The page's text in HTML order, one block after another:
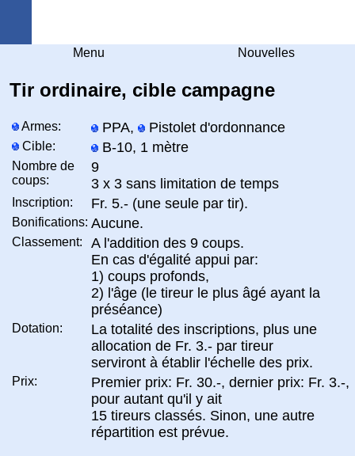
Menu Nouvelles
Tir ordinaire, cible campagne
Armes: PPA, Pistolet d'ordonnance
Cible: B-10, 1 mètre
Nombre de
coups:
9
3 x 3 sans limitation de temps
Inscription: Fr. 5.- (une seule par tir).
Bonifications: Aucune.
Classement:
A l'addition des 9 coups.
En cas d'égalité appui par:
1) coups profonds,
2) l'âge (le tireur le plus âgé ayant la
préséance)
Dotation:
La totalité des inscriptions, plus une
allocation de Fr. 3.- par tireur
serviront à établir l'échelle des prix.
Prix:
Premier prix: Fr. 30.-, dernier prix: Fr. 3.-,
pour autant qu'il y ait
15 tireurs classés. Sinon, une autre
répartition est prévue.